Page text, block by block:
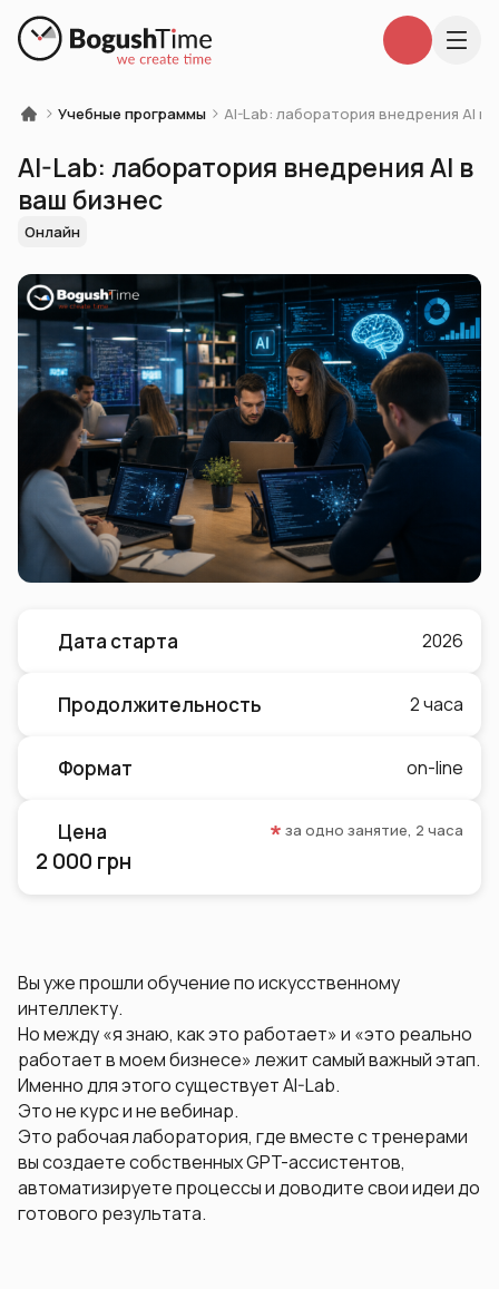
Учебные программы AI-Lab: лаборатория внедрения AI в
AI-Lab: лаборатория внедрения AI в
ваш бизнес
Онлайн
Дата старта 2026
Продолжительность 2 часа
Формат on-line
Цена за одно занятие, 2 часа
2 000 грн
Вы уже прошли обучение по искусственному
интеллекту.
Но между «я знаю, как это работает» и «это реально
работает в моем бизнесе» лежит самый важный этап.
Именно для этого существует AI-Lab.
Это не курс и не вебинар.
Это рабочая лаборатория, где вместе с тренерами
вы создаете собственных GPT-ассистентов,
автоматизируете процессы и доводите свои идеи до
готового результата.